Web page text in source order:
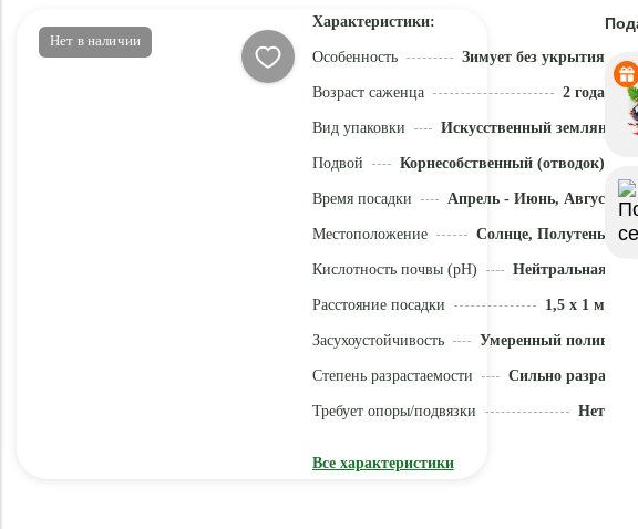
Нет в наличии
Характеристики:
Особенность Зимует без укрытия
Возраст саженца 2 года
Вид упаковки Искусственный земляной
Подвой Корнесобственный (отводок)
Время посадки Апрель - Июнь, Август -
Местоположение Солнце, Полутень
Кислотность почвы (pH) Нейтральная (5,5
Расстояние посадки 1,5 x 1 м
Засухоустойчивость Умеренный полив
Степень разрастаемости Сильно
Требует опоры/подвязки Нет
Все характеристики